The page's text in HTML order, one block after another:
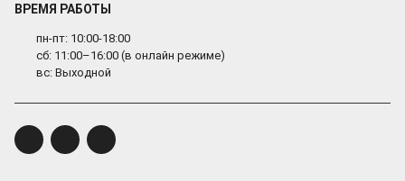
ВРЕМЯ РАБОТЫ
пн-пт: 10:00-18:00
сб: 11:00–16:00 (в онлайн режиме)
вс: Выходной